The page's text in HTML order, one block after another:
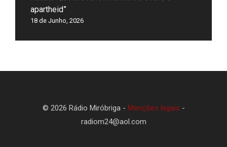
apartheid”
18 de Junho, 2026
© 2026 Rádio Miróbriga - Menções legais -
radiom24@aol.com